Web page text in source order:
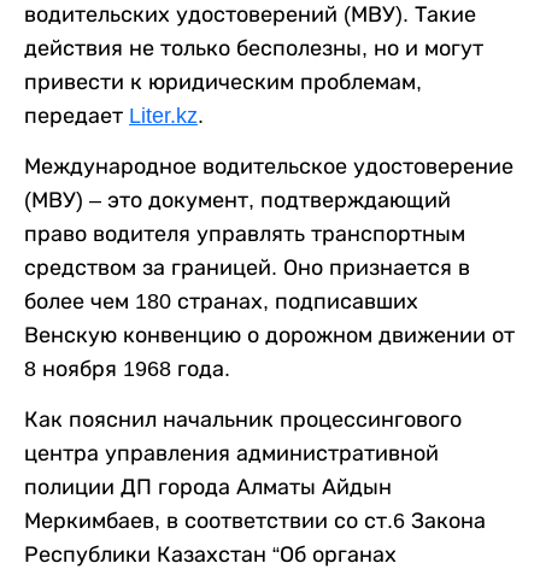
водительских удостоверений (МВУ). Такие
действия не только бесполезны, но и могут
привести к юридическим проблемам,
передает Liter.kz.
Международное водительское удостоверение
(МВУ) – это документ, подтверждающий
право водителя управлять транспортным
средством за границей. Оно признается в
более чем 180 странах, подписавших
Венскую конвенцию о дорожном движении от
8 ноября 1968 года.
Как пояснил начальник процессингового
центра управления административной
полиции ДП города Алматы Айдын
Меркимбаев, в соответствии со ст.6 Закона
Республики Казахстан “Об органах